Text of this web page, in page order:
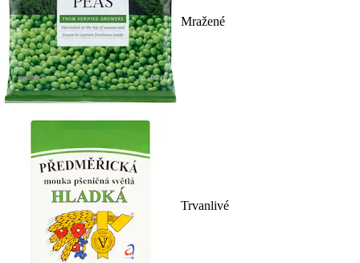
Mražené
Trvanlivé